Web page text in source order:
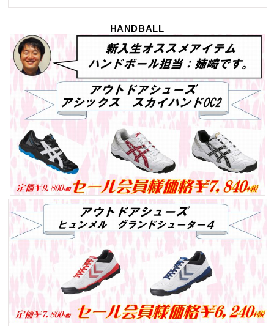
HANDBALL